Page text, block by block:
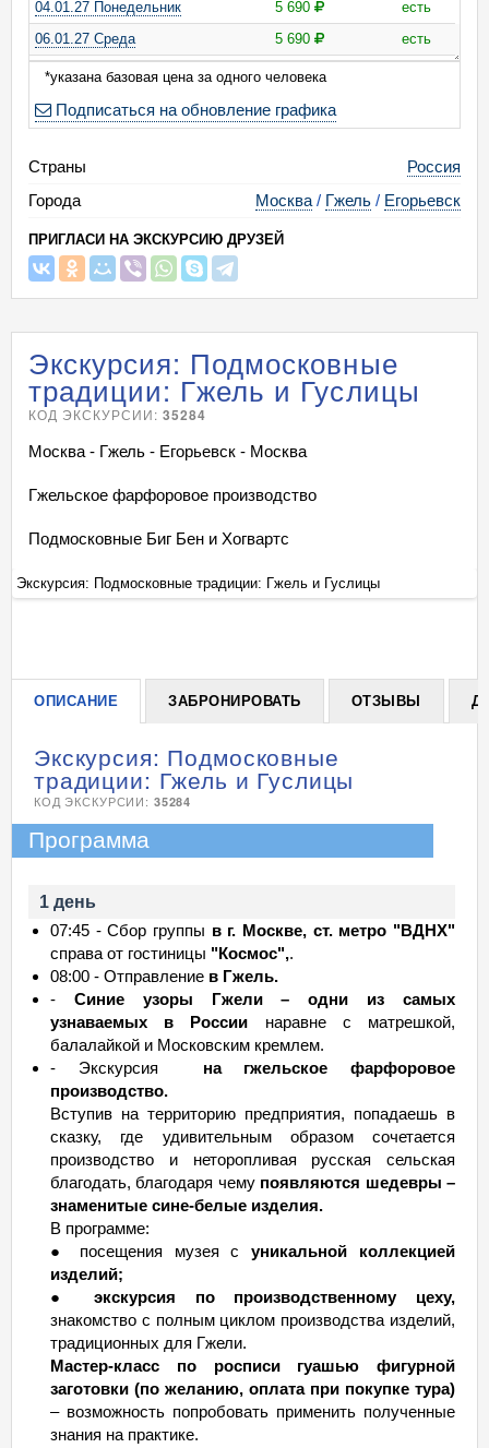
04.01.27 Понедельник
5 690
есть
06.01.27 Среда
5 690 есть
*указана базовая цена за одного человека
Подписаться на обновление графика
Страны
Россия
Города
Москва / Гжель / Егорьевск
ПРИГЛАСИ НА ЭКСКУРСИЮ ДРУЗЕЙ
Экскурсия: Подмосковные
традиции: Гжель и Гуслицы
КОД ЭКСКУРСИИ:35284
Москва - Гжель - Егорьевск - Москва
Гжельское фарфоровое производство
Подмосковные Биг Бен и Хогвартс
Экскурсия: Подмосковные традиции: Гжель и Гуслицы
ОПИСАНИЕ ЗАБРОНИРОВАТЬ ОТЗЫВЫ
Экскурсия: Подмосковные
традиции: Гжель и Гуслицы
КОД ЭКСКУРСИИ: 35284
Программа
1 день
07:45 - Сбор группы в г. Москве, ст. метро "ВДНХ"
справа от гостиницы "Космос",.
08:00 - Отправление в Гжель.
- Синие узоры Гжели – одни из самых
узнаваемых в России наравне с матрешкой,
балалайкой и Московским кремлем.
- Экскурсия
на гжельское фарфоровое
производство.
Вступив на территорию предприятия, попадаешь в
сказку, где удивительным образом сочетается
производство и неторопливая русская сельская
благодать, благодаря чему появляются шедевры –
знаменитые сине-белые изделия.
В программе:
● посещения музея с уникальной коллекцией
изделий;
●экскурсия по производственному цеху,
знакомство с полным циклом производства изделий,
традиционных для Гжели.
Мастер-класс по росписи гуашью фигурной
заготовки (по желанию, оплата при покупке тура)
– возможность попробовать применить полученные
знания на практике.